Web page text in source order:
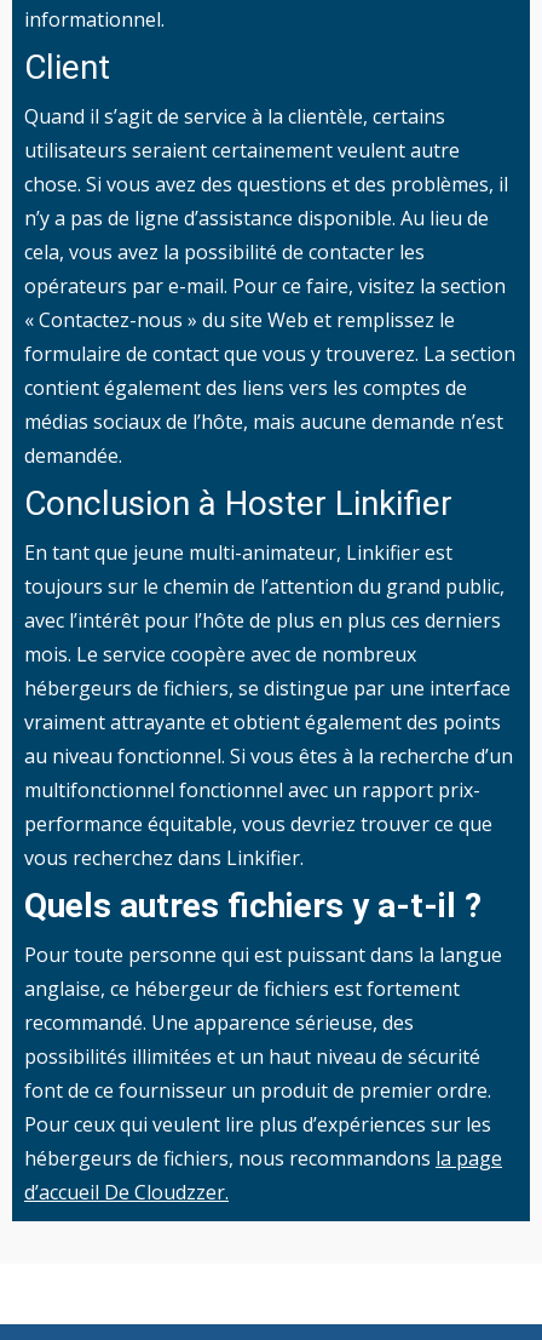
informationnel.
Client
Quand il s’agit de service à la clientèle, certains
utilisateurs seraient certainement veulent autre
chose. Si vous avez des questions et des problèmes, il
n’y a pas de ligne d’assistance disponible. Au lieu de
cela, vous avez la possibilité de contacter les
opérateurs par e-mail. Pour ce faire, visitez la section
« Contactez-nous » du site Web et remplissez le
formulaire de contact que vous y trouverez. La section
contient également des liens vers les comptes de
médias sociaux de l’hôte, mais aucune demande n’est
demandée.
Conclusion à Hoster Linkifier
En tant que jeune multi-animateur, Linkifier est
toujours sur le chemin de l’attention du grand public,
avec l’intérêt pour l’hôte de plus en plus ces derniers
mois. Le service coopère avec de nombreux
hébergeurs de fichiers, se distingue par une interface
vraiment attrayante et obtient également des points
au niveau fonctionnel. Si vous êtes à la recherche d’un
multifonctionnel fonctionnel avec un rapport prix-
performance équitable, vous devriez trouver ce que
vous recherchez dans Linkifier.
Quels autres fichiers y a-t-il ?
Pour toute personne qui est puissant dans la langue
anglaise, ce hébergeur de fichiers est fortement
recommandé. Une apparence sérieuse, des
possibilités illimitées et un haut niveau de sécurité
font de ce fournisseur un produit de premier ordre.
Pour ceux qui veulent lire plus d’expériences sur les
hébergeurs de fichiers, nous recommandons la page
d’accueil De Cloudzzer.